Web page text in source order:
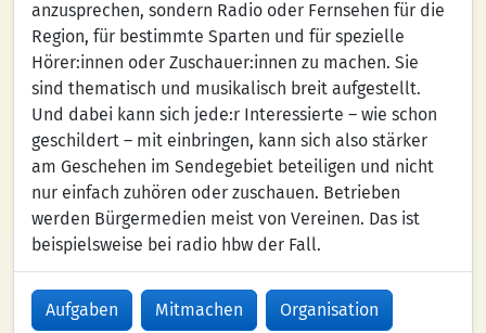
anzusprechen, sondern Radio oder Fernsehen für die
Region, für bestimmte Sparten und für spezielle
Hörer:innen oder Zuschauer:innen zu machen. Sie
sind thematisch und musikalisch breit aufgestellt.
Und dabei kann sich jede:r Interessierte – wie schon
geschildert – mit einbringen, kann sich also stärker
am Geschehen im Sendegebiet beteiligen und nicht
nur einfach zuhören oder zuschauen. Betrieben
werden Bürgermedien meist von Vereinen. Das ist
beispielsweise bei radio hbw der Fall.
Aufgaben Mitmachen Organisation